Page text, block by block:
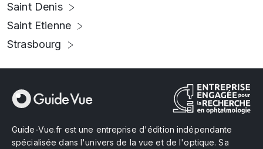
Saint Denis
Saint Etienne
Strasbourg
Guide-Vue.fr est une entreprise d'édition indépendante
spécialisée dans l'univers de la vue et de l'optique. Sa